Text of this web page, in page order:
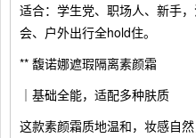
适合：学生党、职场人、新手
会、户外出行全hold住。
** 馥诺娜遮瑕隔离素颜霜
｜基础全能，适配多种肤质
这款素颜霜质地温和，妆感自